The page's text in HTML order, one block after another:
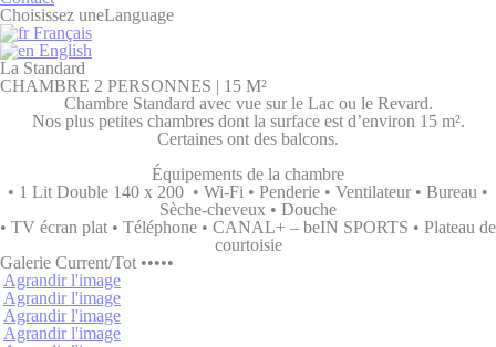
Il n'y a pas de cookies de ce type.
Préférences
Les cookies de préférence permettent de sauvegarder les
préférences de l'utilisateur pour la prochaine visite. Par
Nom Fournisseur Objectif
fb_cookie_law_consent
D-edge
Cookie
Remember user's
_deCountryResp
Choisissez uneLanguage
Français
English
La Standard
CHAMBRE 2 PERSONNES | 15 M²
Chambre Standard avec vue sur le Lac ou le Revard.
Nos plus petites chambres dont la surface est d’environ 15 m².
Certaines ont des balcons.
Équipements de la chambre
• 1 Lit Double 140 x 200 • Wi-Fi • Penderie • Ventilateur • Bureau •
Sèche-cheveux • Douche
• TV écran plat • Téléphone • CANAL+ – beIN SPORTS • Plateau de
courtoisie
Galerie Current/Tot •••••
Agrandir l'image
Agrandir l'image
Agrandir l'image
Agrandir l'image